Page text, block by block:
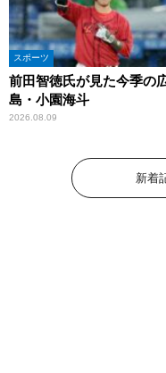
スポーツ
前田智徳氏が見た今季の
島・小園海斗
2026.08.09
新着